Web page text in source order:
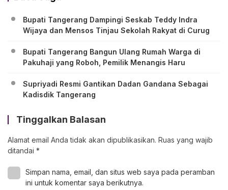
Bupati Tangerang Dampingi Seskab Teddy Indra
Wijaya dan Mensos Tinjau Sekolah Rakyat di Curug
Bupati Tangerang Bangun Ulang Rumah Warga di
Pakuhaji yang Roboh, Pemilik Menangis Haru
Supriyadi Resmi Gantikan Dadan Gandana Sebagai
Kadisdik Tangerang
Tinggalkan Balasan
Alamat email Anda tidak akan dipublikasikan. Ruas yang wajib
ditandai *
Simpan nama, email, dan situs web saya pada peramban
ini untuk komentar saya berikutnya.